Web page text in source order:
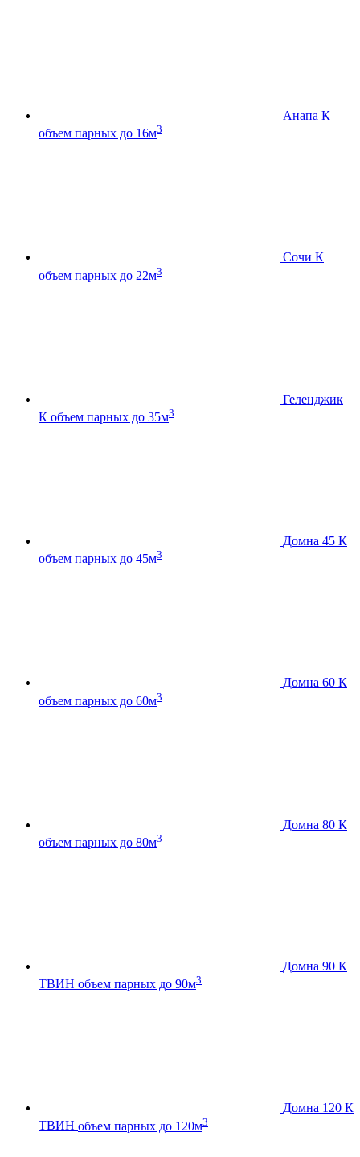
Анапа К
объем парных до 16м3
Сочи К
объем парных до 22м3
Геленджик
К объем парных до 35м3
Домна 45 К
объем парных до 45м3
Домна 60 К
объем парных до 60м3
Домна 80 К
объем парных до 80м3
Домна 90 К
ТВИН объем парных до 90м3
Домна 120 К
ТВИН объем парных до 120м3